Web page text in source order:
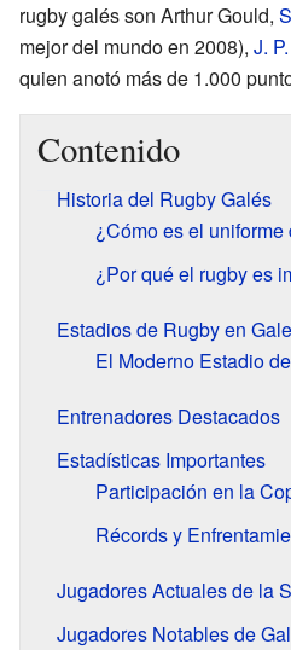
rugby galés son Arthur Gould,
mejor del mundo en 2008), J.
quien anotó más de 1.000
Contenido
Historia del Rugby Galés
¿Cómo es el uniforme
¿Por qué el rugby es
Estadios de Rugby en
El Moderno Estadio
Entrenadores Destacados
Estadísticas Importantes
Participación en la
Récords y
Jugadores Actuales de la
Jugadores Notables de